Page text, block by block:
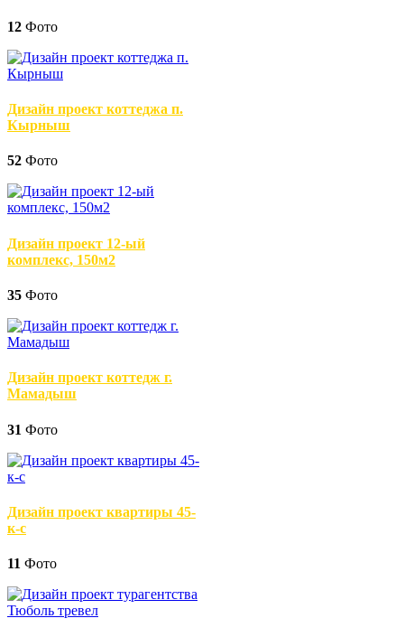
12 Фото
Дизайн проект коттеджа п.
Кырныш
52 Фото
Дизайн проект 12-ый
комплекс, 150м2
35 Фото
Дизайн проект коттедж г.
Мамадыш
31 Фото
Дизайн проект квартиры 45-
к-с
11 Фото